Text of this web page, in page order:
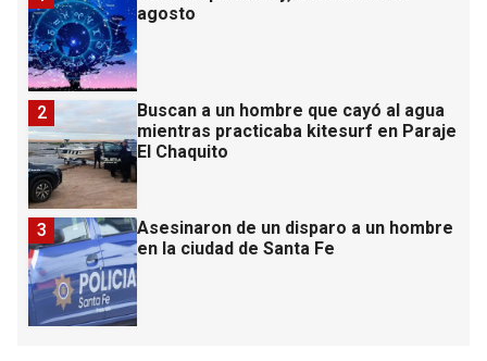
agosto
Buscan a un hombre que cayó al agua
mientras practicaba kitesurf en Paraje
El Chaquito
2
Asesinaron de un disparo a un hombre
en la ciudad de Santa Fe
3